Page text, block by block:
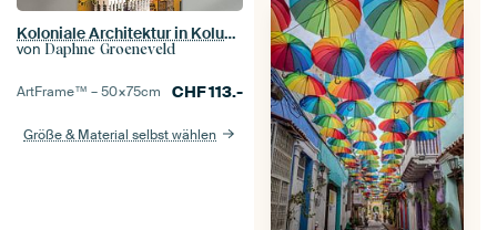
Koloniale Architektur in Kolumbien
von Daphne Groeneveld
ArtFrame™ –50×75cm CHF113.-
Größe & Material selbst wählen